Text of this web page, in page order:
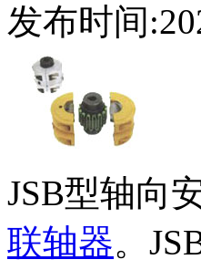
发布时间
JSB型轴向
联轴器。